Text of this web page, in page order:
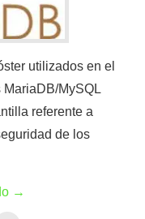
utilizados en el
MariaDB/MySQL
referente a
de los
→